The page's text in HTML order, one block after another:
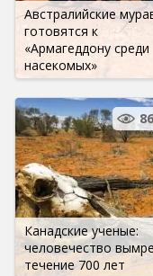
Австралийские
готовятся к
«Армагеддону среди
насекомых»
Канадские ученые:
человечество
течение 700 лет